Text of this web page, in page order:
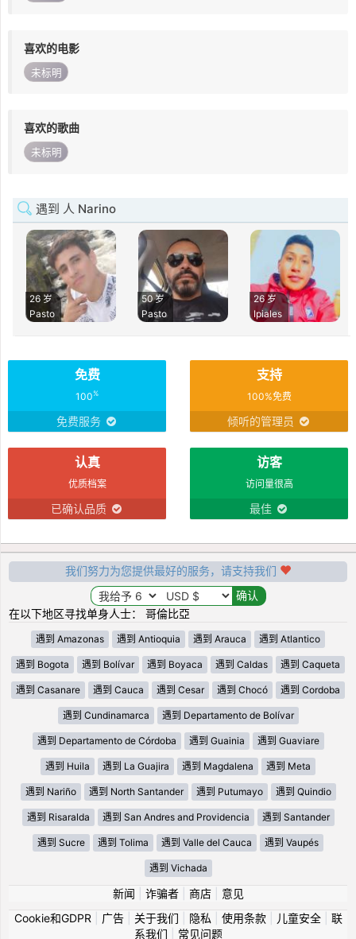
喜欢的电影
未标明
喜欢的歌曲
未标明
遇到 人 Narino
26 岁
Pasto
50 岁
Pasto
26 岁
Ipiales
免费
100%
免费服务
支持
100%免费
倾听的管理员
认真
优质档案
已确认品质
访客
访问量很高
最佳
我们努力为您提供最好的服务，请支持我们
在以下地区寻找单身人士： 哥倫比亞
遇到 Amazonas 遇到 Antioquia 遇到 Arauca 遇到 Atlantico
遇到 Bogota 遇到 Bolívar 遇到 Boyaca 遇到 Caldas 遇到 Caqueta
遇到 Casanare 遇到 Cauca 遇到 Cesar 遇到 Chocó 遇到 Cordoba
遇到 Cundinamarca 遇到 Departamento de Bolívar
遇到 Departamento de Córdoba 遇到 Guainia 遇到 Guaviare
遇到 Huila 遇到 La Guajira 遇到 Magdalena 遇到 Meta
遇到 Nariño 遇到 North Santander 遇到 Putumayo 遇到 Quindio
遇到 Risaralda 遇到 San Andres and Providencia 遇到 Santander
遇到 Sucre 遇到 Tolima 遇到 Valle del Cauca 遇到 Vaupés
遇到 Vichada
新闻 诈骗者| 商店| 意见
Cookie和GDPR
广告| 关于我们 隐私 使用条款| 儿童安全| 联
系我们
常见问题